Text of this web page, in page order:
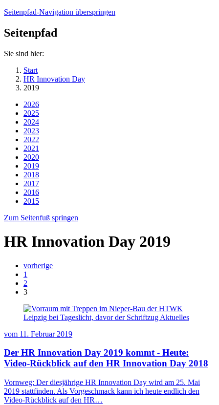
Seitenpfad-Navigation überspringen
Seitenpfad
Sie sind hier:
Start
HR Innovation Day
2019
2026
2025
2024
2023
2022
2021
2020
2019
2018
2017
2016
2015
Zum Seitenfuß springen
HR Innovation Day 2019
vorherige
1
2
3
vom 11. Februar 2019
Der HR Innovation Day 2019 kommt - Heute:
Video-Rückblick auf den HR Innovation Day 2018
Vornweg: Der diesjährige HR Innovation Day wird am 25. Mai
2019 stattfinden. Als Vorgeschmack kann ich heute endlich den
Video-Rückblick auf den HR…